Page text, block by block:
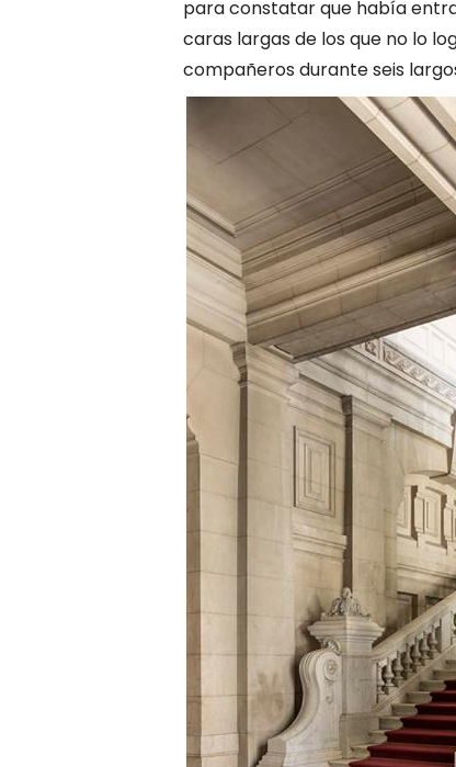
para constatar que había
caras largas de los que no lo
compañeros durante seis